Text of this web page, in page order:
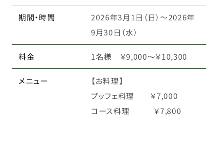
期間・時間
2026年3月1日（日）～2026年
9月30日（水）
料金 1名様 ￥9,000～￥10,300
メニュー
【お料理】
ブッフェ料理 ￥7,000
コース料理 ￥7,800